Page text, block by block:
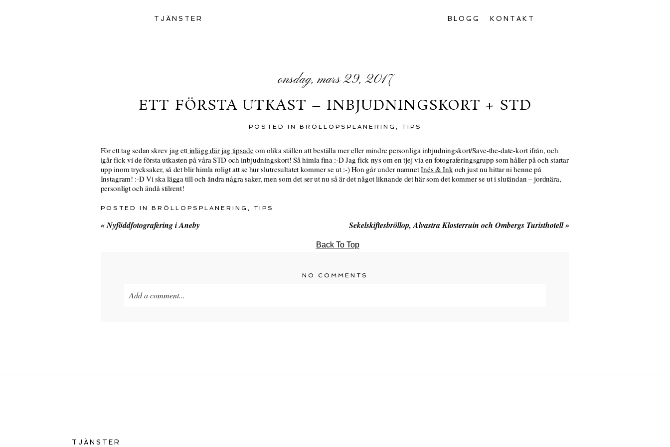
TJÄNSTER BLOGG KONTAKT
onsdag, mars 29, 2017
ETT FÖRSTA UTKAST – INBJUDNINGSKORT + STD
POSTED IN BRÖLLOPSPLANERING , TIPS
För ett tag sedan skrev jag ett inlägg där jag tipsadeom olika ställen att beställa mer eller mindre personliga inbjudningskort/Save-the-date-kort ifrån, och
igår fick vi de första utkasten på våra STD och inbjudningskort! Så himla fina :-D Jag fick nys om en tjej via en fotograferingsgrupp som håller på och startar
upp inom trycksaker, så det blir himla roligt att se hur slutresultatet kommer se ut :-) Hon går under namnetInés & Inkoch just nu hittar ni henne på
Instagram! :-D Vi ska lägga till och ändra några saker, men som det ser ut nu så är det något liknande det här som det kommer se ut i slutändan – jordnära,
personligt och ändå stilrent!
POSTED IN BRÖLLOPSPLANERING , TIPS
«Nyföddfotografering i Aneby Sekelskiftesbröllop, Alvastra Klosterruin och Ombergs Turisthotell»
Back To Top
NO COMMENTS
Add a comment...
TJÄNSTER